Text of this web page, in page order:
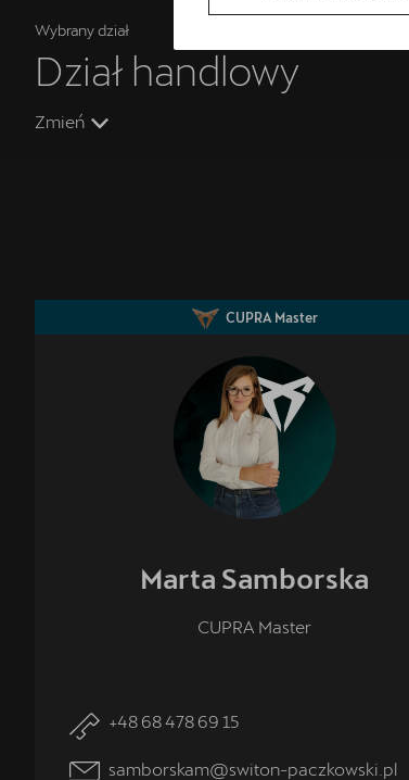
Wybrany dział
Dział handlowy
Zmień
CUPRA Master
Marta Samborska
CUPRA Master
+48 68 478 69 15
samborskam@switon-paczkowski.pl